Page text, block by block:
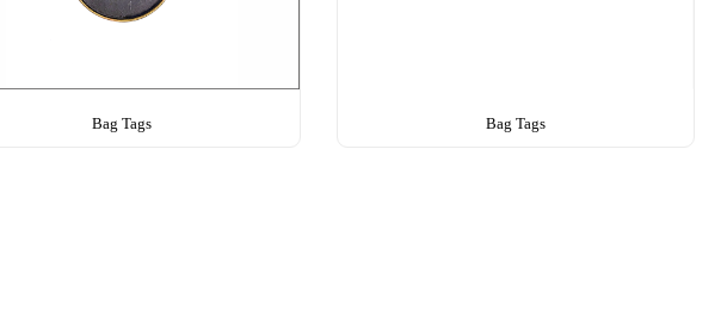
Bag Tags Bag Tags